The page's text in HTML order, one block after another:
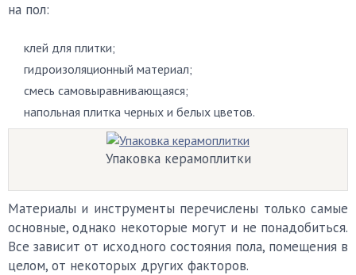
на пол:
клей для плитки;
гидроизоляционный материал;
смесь самовыравнивающаяся;
напольная плитка черных и белых цветов.
Упаковка керамоплитки
Материалы и инструменты перечислены только самые
основные, однако некоторые могут и не понадобиться.
Все зависит от исходного состояния пола, помещения в
целом, от некоторых других факторов.